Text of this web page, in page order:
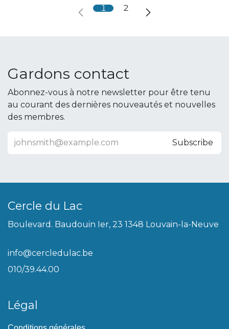
1 2
Gardons contact
Abonnez-vous à notre newsletter pour être tenu
au courant des dernières nouveautés et nouvelles
des membres.
Subscribe
Cercle du Lac
Boulevard. Baudouin Ier, 23 1348 Louvain-la-Neuve
info@cercledulac.be
010/39.44.00
Légal